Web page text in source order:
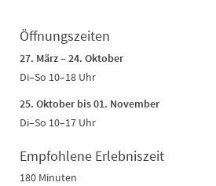
Öffnungszeiten
27. März – 24. Oktober
Di–So 10–18 Uhr
25. Oktober bis 01. November
Di–So 10–17 Uhr
Empfohlene Erlebniszeit
180 Minuten